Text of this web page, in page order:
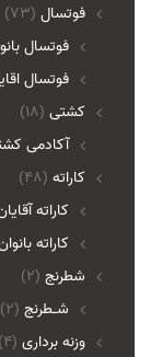
(73) فوتسال
فوتسال
فوتسال
(18) کشتی
آکادمی
(48) کاراته
کاراته
کاراته
(2) شطرنج
شـطرنج (2)
(4) وزنه برداری